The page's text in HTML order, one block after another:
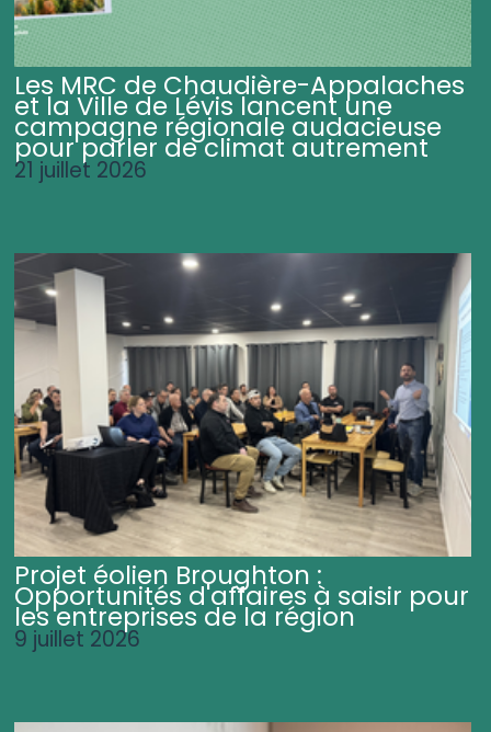
Les MRC de Chaudière-Appalaches
et la Ville de Lévis lancent une
campagne régionale audacieuse
pour parler de climat autrement
21 juillet 2026
Projet éolien Broughton :
Opportunités d'affaires à saisir pour
les entreprises de la région
9 juillet 2026